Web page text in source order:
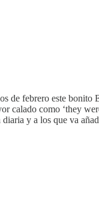
febrero este bonito
calado como ‘they
y a los que va